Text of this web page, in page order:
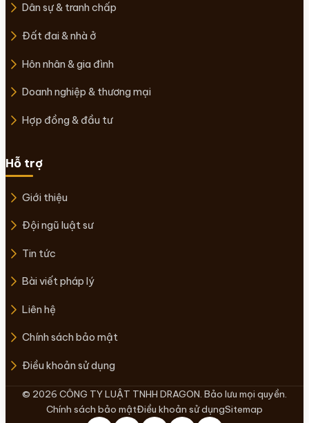
Dân sự & tranh chấp
Đất đai & nhà ở
Hôn nhân & gia đình
Doanh nghiệp & thương mại
Hợp đồng & đầu tư
Hỗ trợ
Giới thiệu
Đội ngũ luật sư
Tin tức
Bài viết pháp lý
Liên hệ
Chính sách bảo mật
Điều khoản sử dụng
© 2026 CÔNG TY LUẬT TNHH DRAGON. Bảo lưu mọi quyền.
Chính sách bảo mậtĐiều khoản sử dụngSitemap